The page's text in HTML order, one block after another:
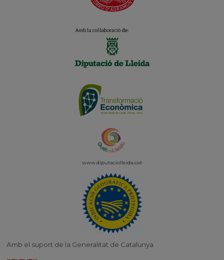
www.diputaciolleida.cat
Amb el suport de la Generalitat de Catalunya